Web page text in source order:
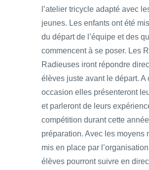
l’atelier tricycle adapté avec
jeunes. Les enfants ont été
du départ de l’équipe et des
commencent à se poser. Les
Radieuses iront répondre
élèves juste avant le départ. A
occasion elles présenteront
et parleront de leurs
compétition durant cette
préparation. Avec les moyens
mis en place par
élèves pourront suivre en